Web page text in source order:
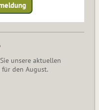
unsere aktuellen
den August.